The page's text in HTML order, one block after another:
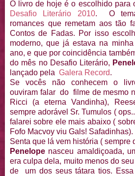
O livro de hoje é o escolhido para
Desafio Literário 2010. O
romances que remetam aos tão
Contos de Fadas. Por isso
moderno, que já estava na
ano, e que por coincidência
do mês no Desafio Literário,
lançado pela Galera Record.
Se vocês não conhecem o
ouviram falar do filme de mesmo
Ricci (a eterna Vandinha),
sempre adorável Sr. Tumulos (
falarei sobre ele mais abaixo (
Fofo Macvoy viu Gals! Safadinhas).
Senta que lá vem história ( sempre
Penelope nasceu amaldiçoada,
era culpa dela, muito menos do
de um dos seus tátara tios. Essa